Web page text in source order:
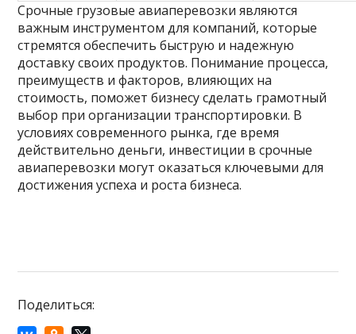
Срочные грузовые авиаперевозки являются
важным инструментом для компаний, которые
стремятся обеспечить быструю и надежную
доставку своих продуктов. Понимание процесса,
преимуществ и факторов, влияющих на
стоимость, поможет бизнесу сделать грамотный
выбор при организации транспортировки. В
условиях современного рынка, где время
действительно деньги, инвестиции в срочные
авиаперевозки могут оказаться ключевыми для
достижения успеха и роста бизнеса.
Поделиться: